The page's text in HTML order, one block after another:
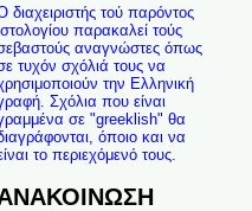
διαχειριστής τού παρόντος
παρακαλεί τούς
αναγνώστες όπως
τυχόν σχόλιά τους να
την Ελληνική
Σχόλια που είναι
σε "greeklish" θα
όποιο και να
το περιεχόμενό τους.